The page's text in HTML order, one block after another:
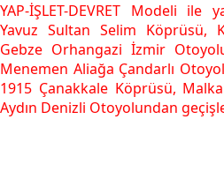
YAP-İŞLET-DEVRET Modeli ile
Yavuz Sultan Selim Köprüsü,
Gebze Orhangazi İzmir
Menemen Aliağa Çandarlı
1915 Çanakkale Köprüsü,
Aydın Denizli Otoyolundan